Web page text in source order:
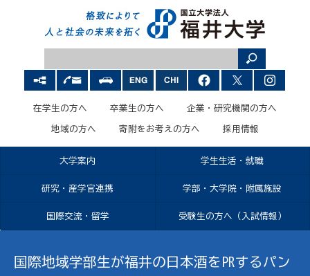
在学生の方へ 卒業生の方へ 企業・研究機関の方へ
地域の方へ 寄附をお考えの方へ 採用情報
大学案内 学生生活・就職
研究・産学官連携 学部・大学院・附属施設
国際交流・留学 受験生の方へ（入試情報）
国際地域学部生が福井の日本酒をPRするパン